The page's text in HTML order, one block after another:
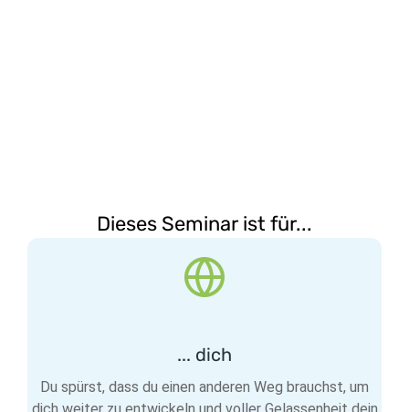
Dieses Seminar ist für...
... dich
Du spürst, dass du einen anderen Weg brauchst, um